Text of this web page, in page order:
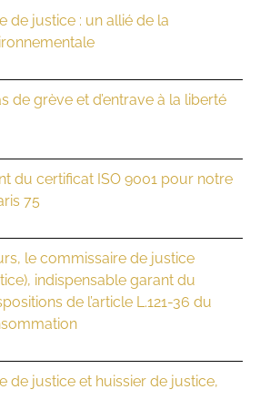
de justice : un allié de la
de grève et d’entrave à la liberté
du certificat ISO 9001 pour notre
75
le commissaire de justice
indispensable garant du
de l’article L.121-36 du
de justice et huissier de justice,